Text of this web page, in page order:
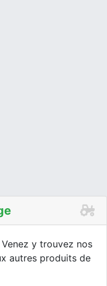
y trouvez nos
autres produits de